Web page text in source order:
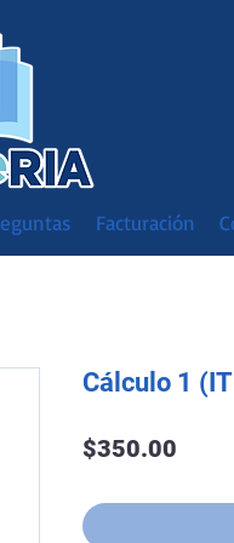
Facturación
Cálculo 1
$350.00